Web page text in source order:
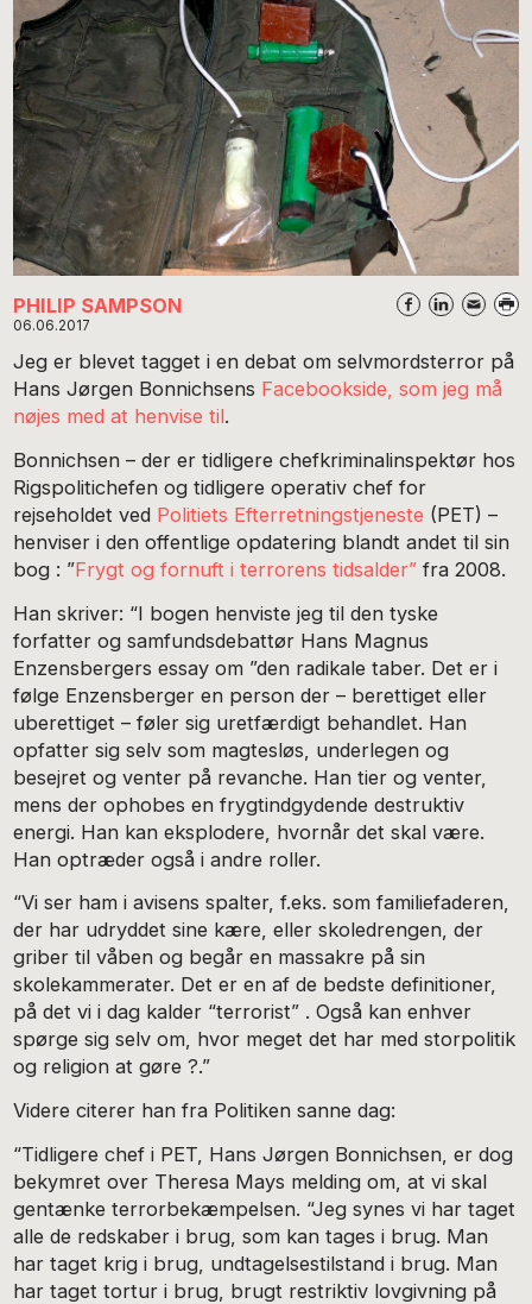
PHILIP SAMPSON
06.06.2017
Jeg er blevet tagget i en debat om selvmordsterror på
Hans Jørgen Bonnichsens Facebookside, som jeg må
nøjes med at henvise til.
Bonnichsen – der er tidligere chefkriminalinspektør hos
Rigspolitichefen og tidligere operativ chef for
rejseholdet ved Politiets Efterretningstjeneste (PET) –
henviser i den offentlige opdatering blandt andet til sin
bog : ”Frygt og fornuft i terrorens tidsalder” fra 2008.
Han skriver: “I bogen henviste jeg til den tyske
forfatter og samfundsdebattør Hans Magnus
Enzensbergers essay om ”den radikale taber. Det er i
følge Enzensberger en person der – berettiget eller
uberettiget – føler sig uretfærdigt behandlet. Han
opfatter sig selv som magtesløs, underlegen og
besejret og venter på revanche. Han tier og venter,
mens der ophobes en frygtindgydende destruktiv
energi. Han kan eksplodere, hvornår det skal være.
Han optræder også i andre roller.
“Vi ser ham i avisens spalter, f.eks. som familiefaderen,
der har udryddet sine kære, eller skoledrengen, der
griber til våben og begår en massakre på sin
skolekammerater. Det er en af de bedste definitioner,
på det vi i dag kalder “terrorist” . Også kan enhver
spørge sig selv om, hvor meget det har med storpolitik
og religion at gøre ?.”
Videre citerer han fra Politiken sanne dag:
“Tidligere chef i PET, Hans Jørgen Bonnichsen, er dog
bekymret over Theresa Mays melding om, at vi skal
gentænke terrorbekæmpelsen. “Jeg synes vi har taget
alle de redskaber i brug, som kan tages i brug. Man
har taget krig i brug, undtagelsestilstand i brug. Man
har taget tortur i brug, brugt restriktiv lovgivning på